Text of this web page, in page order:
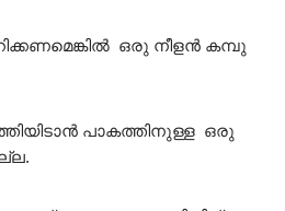
ഒരു നീളൻ കമ്പു
പാകത്തിനുള്ള ഒരു